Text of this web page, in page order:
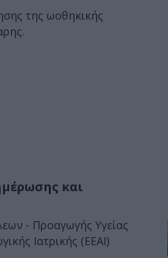
της ωοθηκικής
και
- Προαγωγής Υγείας
Ιατρικής (ΕΕΑΙ)